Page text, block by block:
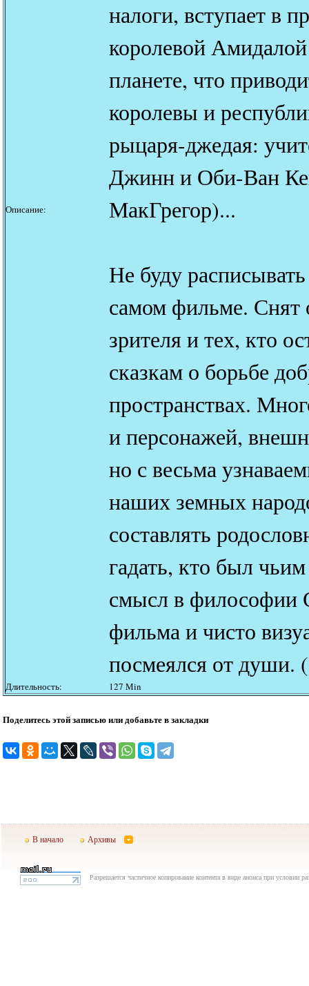
Описание:
налоги, вступает в
королевой
планете, что
королевы и
рыцаря-джедая:
Джинн и Оби-Ван
МакГрегор)...
Не буду
самом фильме. Снят
зрителя и тех, кто
сказкам о борьбе
пространствах.
и персонажей,
но с весьма
наших земных
составлять
гадать, кто был
смысл в философии
фильма и чисто
посмеялся от
Длительность: 127 Min
Поделитесь этой записью или добавьте в закладки
В начало Архивы
Разрешается частичное копирование контента в виде анонса при условии